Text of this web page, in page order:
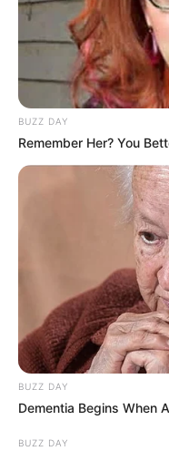
BUZZ DAY
Remember Her? You
BUZZ DAY
Dementia Begins When
BUZZ DAY